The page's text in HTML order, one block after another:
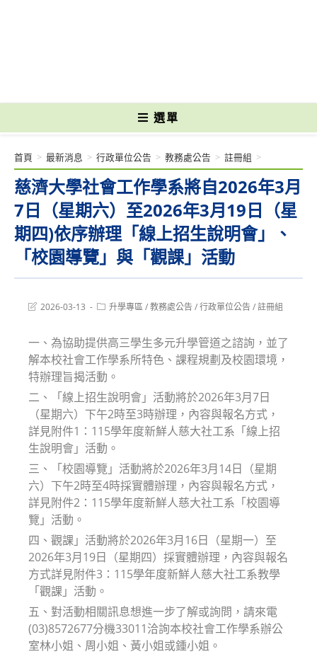
選單
慈濟大學社會工作學系將自2026年3月
7日（星期六）至2026年3月19日（星
期四)依序辦理「線上招生說明會」、
「校園導覽」與「觀課」活動
首頁 > 最新消息 > 行政單位公告 > 教務處公告 > 註冊組 >
Post2026-03-13
Post升學專區/教務處公告/行政單位公告/註冊組
一、為協助提供高三學生多元升學管道之諮詢，並了
解本校社會工作學系所特色、課程規劃及校園環境，
特辦理旨揭活動。
二、「線上招生說明會」活動將於2026年3月7日
（星期六）下午2時至3時辦理，內容與報名方式，
詳見附件1：115學年度新鮮人慈大社工系「線上招
生說明會」活動。
三、「校園導覽」活動將於2026年3月14日（星期
六）下午2時至4時採實體辦理，內容與報名方式，
詳見附件2：115學年度新鮮人慈大社工系「校園導
覽」活動。
四、觀課」活動將於2026年3月16日（星期一）至
2026年3月19日（星期四）採實體辦理，內容與報名
方式詳見附件3：115學年度新鮮人慈大社工系教學
「觀課」活動。
五、對活動相關訊息想進一步了解或詢問，請來電
(03)8572677分機33011洽詢本校社會工作學系辦公
室林小姐、周小姐、黃小姐或鍾小姐。